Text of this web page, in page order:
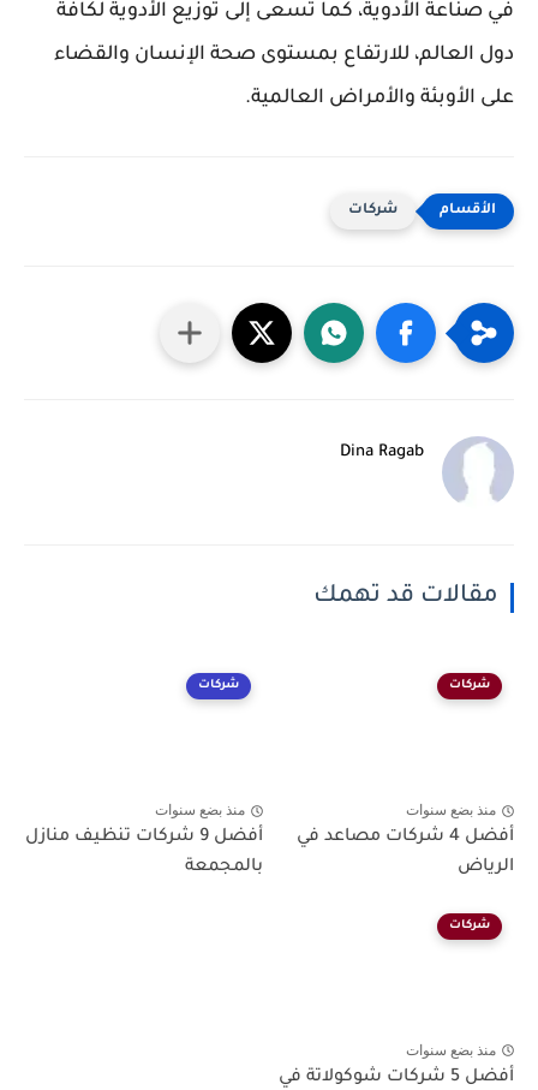
في صناعة الأدوية، كما تسعى إلى توزيع الأدوية لكافة
دول العالم، للارتفاع بمستوى صحة الإنسان والقضاء
على الأوبئة والأمراض العالمية.
شركات
Dina Ragab
مقالات قد تهمك
شركات
منذ بضع سنوات
أفضل 4 شركات مصاعد في
الرياض
شركات
منذ بضع سنوات
أفضل 9 شركات تنظيف منازل
بالمجمعة
شركات
منذ بضع سنوات
أفضل 5 شركات شوكولاتة في